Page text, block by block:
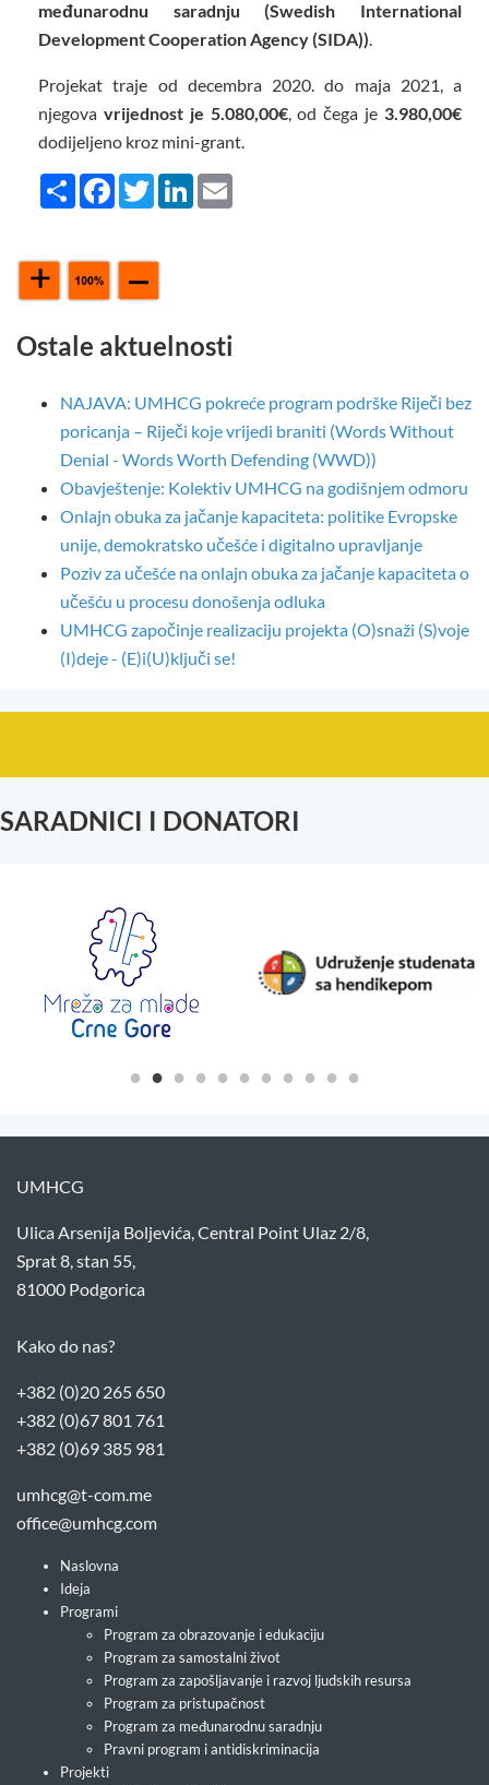
međunarodnu saradnju (Swedish International
Development Cooperation Agency (SIDA)).
Projekat traje od decembra 2020. do maja 2021, a
njegova vrijednost je 5.080,00€, od čega je 3.980,00€
dodijeljeno kroz mini-grant.
Share FacebookTwitterLinkedIn
Ostale aktuelnosti
NAJAVA: UMHCG pokreće program podrške Riječi bez
poricanja – Riječi koje vrijedi braniti (Words Without
Denial - Words Worth Defending (WWD))
Obavještenje: Kolektiv UMHCG na godišnjem odmoru
Onlajn obuka za jačanje kapaciteta: politike Evropske
unije, demokratsko učešće i digitalno upravljanje
Poziv za učešće na onlajn obuka za jačanje kapaciteta o
učešću u procesu donošenja odluka
UMHCG započinje realizaciju projekta (O)snaži (S)voje
(I)deje - (E)i(U)ključi se!
SARADNICI I DONATORI
UMHCG
Ulica Arsenija Boljevića, Central Point Ulaz 2/8,
Sprat 8, stan 55,
81000 Podgorica
Kako do nas?
+382 (0)20 265 650
+382 (0)67 801 761
+382 (0)69 385 981
umhcg@t-com.me
office@umhcg.com
Naslovna
Ideja
Programi
Program za obrazovanje i edukaciju
Program za samostalni život
Program za zapošljavanje i razvoj ljudskih resursa
Program za pristupačnost
Program za međunarodnu saradnju
Pravni program i antidiskriminacija
Projekti